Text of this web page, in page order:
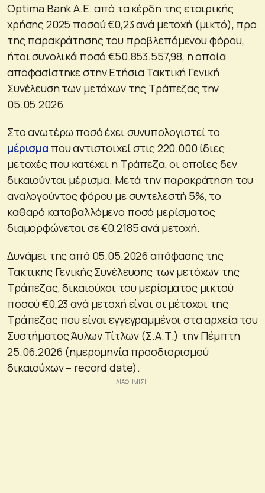
Optima Bank A.E. από τα κέρδη της εταιρικής
χρήσης 2025 ποσού €0,23 ανά μετοχή (μικτό), προ
της παρακράτησης του προβλεπόμενου φόρου,
ήτοι συνολικά ποσό €50.853.557,98, η οποία
αποφασίστηκε στην Ετήσια Τακτική Γενική
Συνέλευση των μετόχων της Τράπεζας την
05.05.2026.
Στο ανωτέρω ποσό έχει συνυπολογιστεί το
μέρισμα που αντιστοιχεί στις 220.000 ίδιες
μετοχές που κατέχει η Τράπεζα, οι οποίες δεν
δικαιούνται μέρισμα. Μετά την παρακράτηση του
αναλογούντος φόρου με συντελεστή 5%, το
καθαρό καταβαλλόμενο ποσό μερίσματος
διαμορφώνεται σε €0,2185 ανά μετοχή.
Δυνάμει της από 05.05.2026 απόφασης της
Τακτικής Γενικής Συνέλευσης των μετόχων της
Τράπεζας, δικαιούχοι του μερίσματος μικτού
ποσού €0,23 ανά μετοχή είναι οι μέτοχοι της
Τράπεζας που είναι εγγεγραμμένοι στα αρχεία του
Συστήματος Άυλων Τίτλων (Σ.Α.Τ.) την Πέμπτη
25.06.2026 (ημερομηνία προσδιορισμού
δικαιούχων – record date).